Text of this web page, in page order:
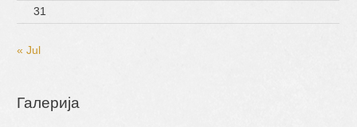
31
« Jul
Галерија